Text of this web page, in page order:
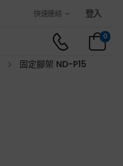
快速連結 登入
0
固定腳架 ND-P15